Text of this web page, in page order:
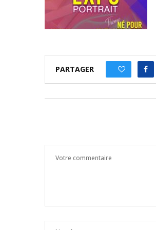
PARTAGER